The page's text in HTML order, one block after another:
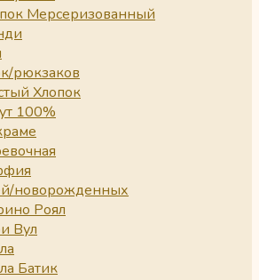
Мерсеризованный
рюкзаков
Хлопок
100%
новорожденных
Роял
Вул
Батик